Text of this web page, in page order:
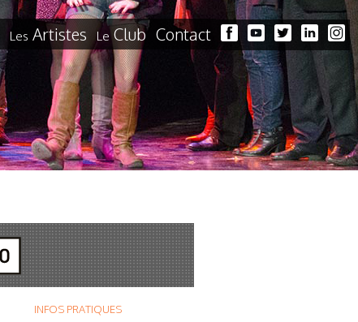
Les Artistes LeClub Contact
INFOS PRATIQUES